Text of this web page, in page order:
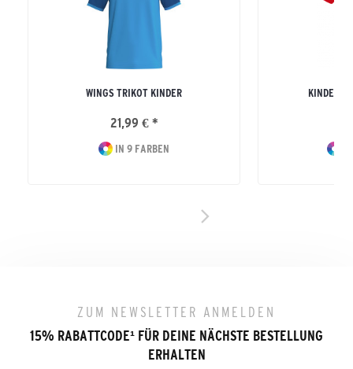
WINGS TRIKOT KINDER
21,99 € *
IN 9 FARBEN
KINDER
ZUM NEWSLETTER ANMELDEN
15% RABATTCODE¹ FÜR DEINE NÄCHSTE BESTELLUNG
ERHALTEN